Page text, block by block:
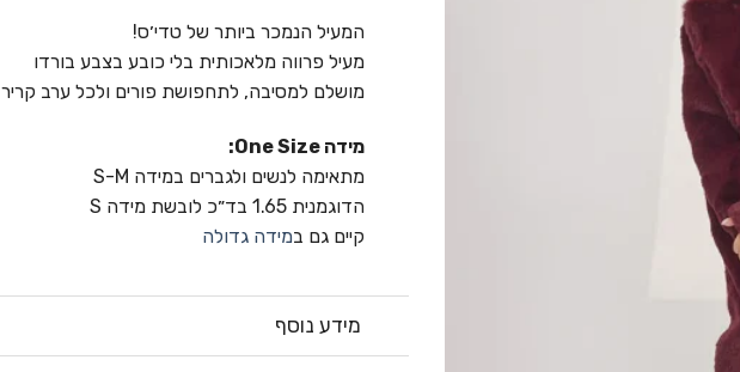
המעיל הנמכר ביותר של טדי׳ס!
מעיל פרווה מלאכותית בלי כובע בצבע בורדו
מושלם למסיבה, לתחפושת פורים ולכל ערב קריר
מידה One Size:
מתאימה לנשים ולגברים במידה S-M
הדוגמנית 1.65 בד״כ לובשת מידה S
קיים גם במידה גדולה
מידע נוסף